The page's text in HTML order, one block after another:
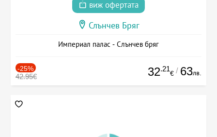
виж офертата
Слънчев Бряг
Империал палас - Слънчев бряг
-25%
42.95€ 32.21
€ / 63лв.